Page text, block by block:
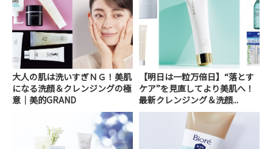
大人の肌は洗いすぎＮＧ！美肌
になる洗顔＆クレンジングの極
意｜美的GRAND
【明日は一粒万倍日】“落とす
ケア”を見直してより美肌へ！
最新クレンジング＆洗顔...